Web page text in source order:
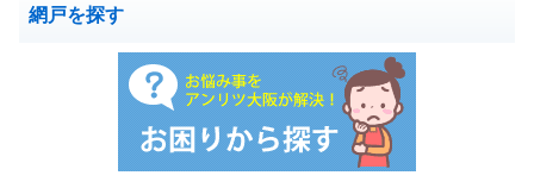
網戸を探す